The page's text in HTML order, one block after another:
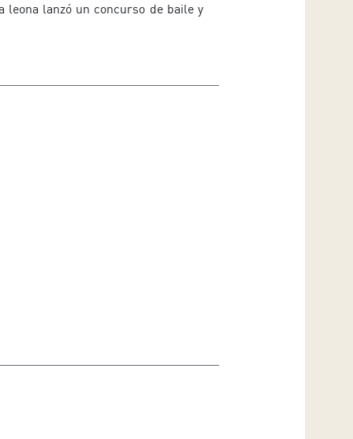
leona lanzó un concurso de baile y